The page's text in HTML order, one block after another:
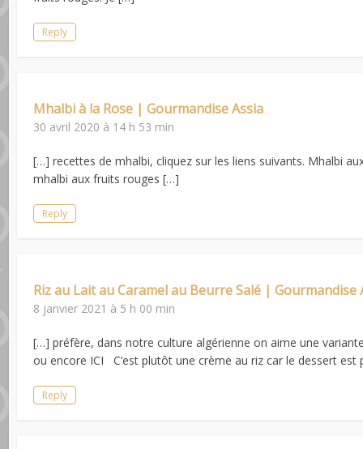
Reply
Mhalbi à la Rose | Gourmandise Assia
30 avril 2020 à 14 h 53 min
[…] recettes de mhalbi, cliquez sur les liens suivants. Mhalbi
mhalbi aux fruits rouges […]
Reply
Riz au Lait au Caramel au Beurre Salé | Gourmandise
8 janvier 2021 à 5 h 00 min
[…] préfère, dans notre culture algérienne on aime une
ou encore ICI C’est plutôt une crème au riz car le dessert est
Reply